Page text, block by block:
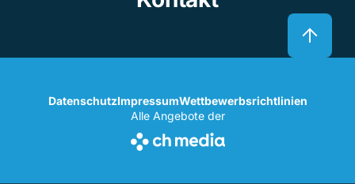
DatenschutzImpressumWettbewerbsrichtlinien
Alle Angebote der